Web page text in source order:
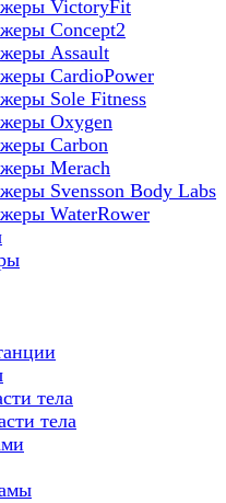
VictoryFit
Concept2
Assault
CardioPower
Sole Fitness
Oxygen
Carbon
Merach
Svensson Body Labs
WaterRower
тела
тела